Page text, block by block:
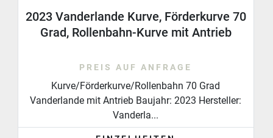
2023 Vanderlande Kurve, Förderkurve 70
Grad, Rollenbahn-Kurve mit Antrieb
PREIS AUF ANFRAGE
Kurve/Förderkurve/Rollenbahn 70 Grad
Vanderlande mit Antrieb Baujahr: 2023 Hersteller:
Vanderla...